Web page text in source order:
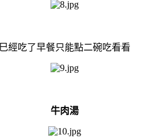
巳經吃了早餐只能點二碗吃看看
牛肉湯